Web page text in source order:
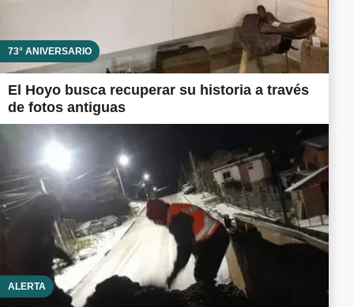
73° ANIVERSARIO
El Hoyo busca recuperar su historia a través
de fotos antiguas
ALERTA